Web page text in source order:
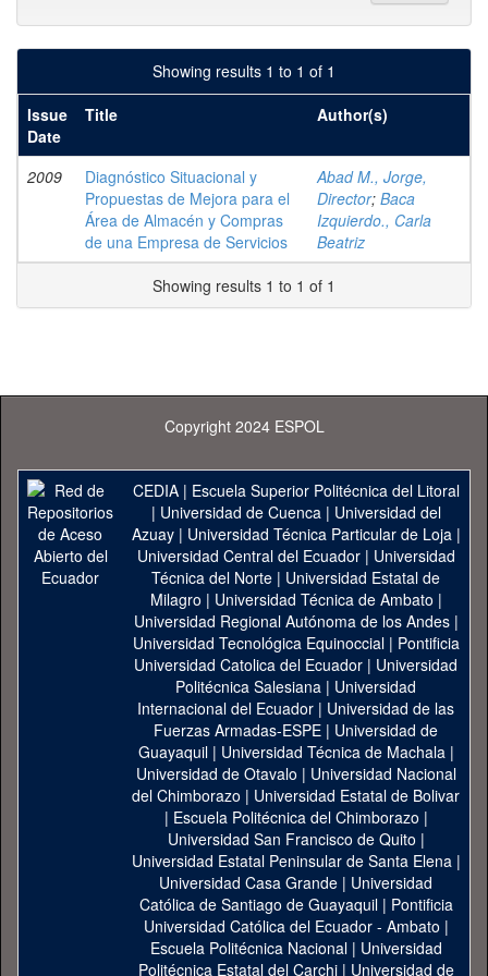
Showing results 1 to 1 of 1
Issue
Date
Title Author(s)
2009
Diagnóstico Situacional y
Propuestas de Mejora para el
Área de Almacén y Compras
de una Empresa de Servicios
Abad M., Jorge,
Director; Baca
Izquierdo., Carla
Beatriz
Showing results 1 to 1 of 1
Copyright 2024 ESPOL
CEDIA| Escuela Superior Politécnica del Litoral
| Universidad de Cuenca| Universidad del
Azuay| Universidad Técnica Particular de Loja|
Universidad Central del Ecuador| Universidad
Técnica del Norte | Universidad Estatal de
Milagro | Universidad Técnica de Ambato |
Universidad Regional Autónoma de los Andes|
Universidad Tecnológica Equinoccial| Pontificia
Universidad Catolica del Ecuador | Universidad
Politécnica Salesiana | Universidad
Internacional del Ecuador | Universidad de las
Fuerzas Armadas-ESPE | Universidad de
Guayaquil| Universidad Técnica de Machala|
Universidad de Otavalo | Universidad Nacional
del Chimborazo | Universidad Estatal de Bolivar
| Escuela Politécnica del Chimborazo |
Universidad San Francisco de Quito |
Universidad Estatal Peninsular de Santa Elena|
Universidad Casa Grande | Universidad
Católica de Santiago de Guayaquil| Pontificia
Universidad Católica del Ecuador - Ambato |
Escuela Politécnica Nacional| Universidad
Politécnica Estatal del Carchi| Universidad de